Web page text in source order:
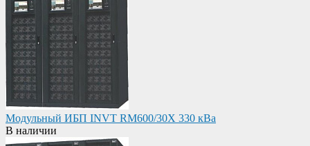
Модульный ИБП INVT RM600/30X 330 кВа
В наличии